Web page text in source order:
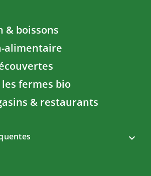
& boissons
alimentaire
fermes bio
& restaurants